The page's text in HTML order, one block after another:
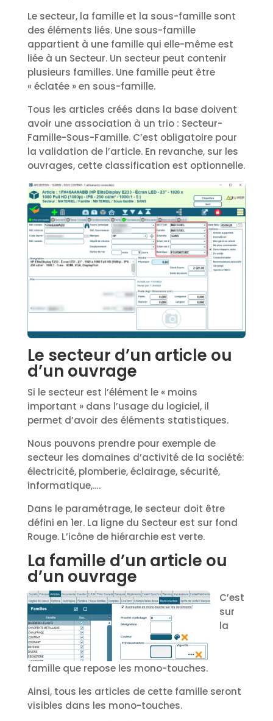
Le secteur, la famille et la sous-famille sont
des éléments liés. Une sous-famille
appartient à une famille qui elle-même est
liée à un Secteur. Un secteur peut contenir
plusieurs familles. Une famille peut être
« éclatée » en sous-famille.
Tous les articles créés dans la base doivent
avoir une association à un trio : Secteur-
Famille-Sous-Famille. C’est obligatoire pour
la validation de l’article. En revanche, sur les
ouvrages, cette classification est optionnelle.
Le secteur d’un article ou
d’un ouvrage
Si le secteur est l’élément le « moins
important » dans l’usage du logiciel, il
permet d’avoir des éléments statistiques.
Nous pouvons prendre pour exemple de
secteur les domaines d’activité de la société:
électricité, plomberie, éclairage, sécurité,
informatique,….
Dans le paramétrage, le secteur doit être
défini en 1er. La ligne du Secteur est sur fond
Rouge. L’icône de hiérarchie est verte.
La famille d’un article ou
d’un ouvrage
C’est
sur
la
famille que repose les mono-touches.
Ainsi, tous les articles de cette famille seront
visibles dans les mono-touches.